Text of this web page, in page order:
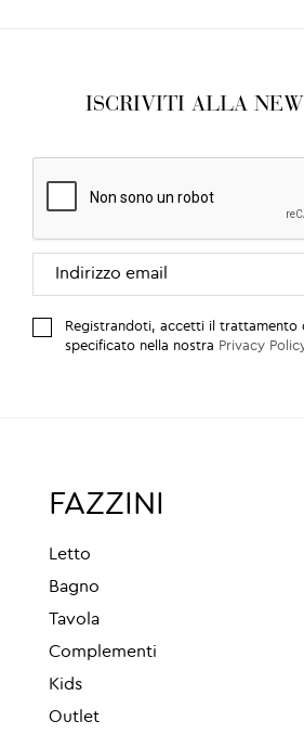
ISCRIVITI ALLA
Registrandoti, accetti il trattamento
specificato nella nostra Privacy
FAZZINI
Letto
Bagno
Tavola
Complementi
Kids
Outlet